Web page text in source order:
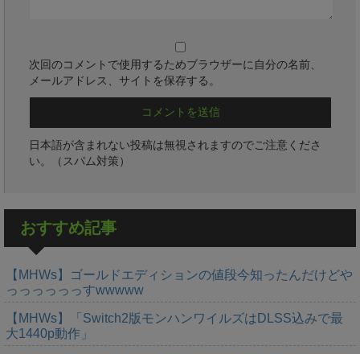
次回のコメントで使用するためブラウザーに自分の名前、
メールアドレス、サイトを保存する。
日本語が含まれない投稿は無視されますのでご注意くださ
い。（スパム対策）
おすすめ記事
【MHWs】ゴールドエディションの値段今知ったんだけどや
っっっっっっすwwwww
【MHWs】「Switch2版モンハンワイルズはDLSS込みで最
大1440p動作」